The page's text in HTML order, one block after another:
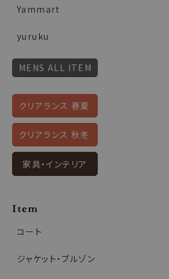
Yammart
yuruku
MENS ALL ITEM
クリアランス 春夏
クリアランス 秋冬
家具・インテリア
コート
ジャケット・ブルゾン